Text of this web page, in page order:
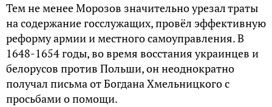
Тем не менее Морозов значительно урезал траты
на содержание госслужащих, провёл эффективную
реформу армии и местного самоуправления. В
1648-1654 годы, во время восстания украинцев и
белорусов против Польши, он неоднократно
получал письма от Богдана Хмельницкого с
просьбами о помощи.